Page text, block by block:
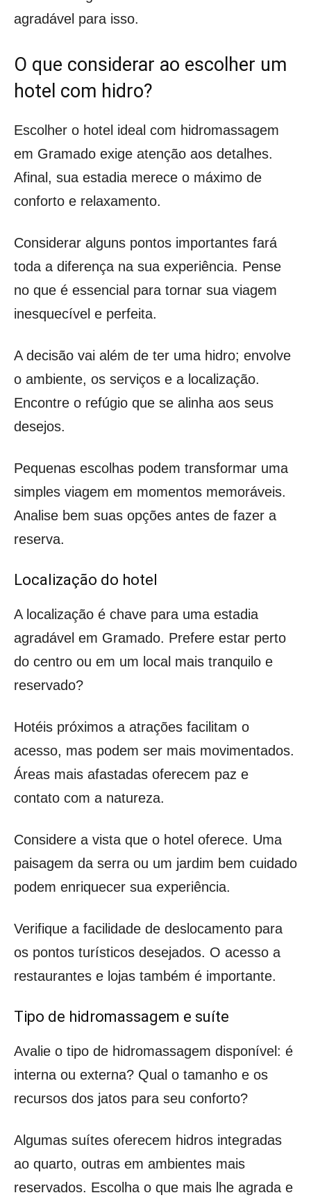
agradável para isso.
O que considerar ao escolher um
hotel com hidro?
Escolher o hotel ideal com hidromassagem
em Gramado exige atenção aos detalhes.
Afinal, sua estadia merece o máximo de
conforto e relaxamento.
Considerar alguns pontos importantes fará
toda a diferença na sua experiência. Pense
no que é essencial para tornar sua viagem
inesquecível e perfeita.
A decisão vai além de ter uma hidro; envolve
o ambiente, os serviços e a localização.
Encontre o refúgio que se alinha aos seus
desejos.
Pequenas escolhas podem transformar uma
simples viagem em momentos memoráveis.
Analise bem suas opções antes de fazer a
reserva.
Localização do hotel
A localização é chave para uma estadia
agradável em Gramado. Prefere estar perto
do centro ou em um local mais tranquilo e
reservado?
Hotéis próximos a atrações facilitam o
acesso, mas podem ser mais movimentados.
Áreas mais afastadas oferecem paz e
contato com a natureza.
Considere a vista que o hotel oferece. Uma
paisagem da serra ou um jardim bem cuidado
podem enriquecer sua experiência.
Verifique a facilidade de deslocamento para
os pontos turísticos desejados. O acesso a
restaurantes e lojas também é importante.
Tipo de hidromassagem e suíte
Avalie o tipo de hidromassagem disponível: é
interna ou externa? Qual o tamanho e os
recursos dos jatos para seu conforto?
Algumas suítes oferecem hidros integradas
ao quarto, outras em ambientes mais
reservados. Escolha o que mais lhe agrada e